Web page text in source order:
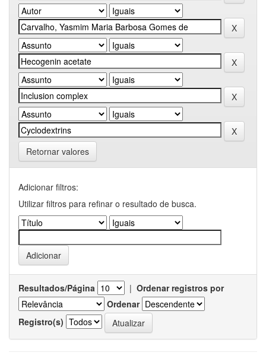
Retornar valores
Adicionar filtros:
Utilizar filtros para refinar o resultado de busca.
Resultados/Página | Ordenar registros por
Ordenar
Registro(s)